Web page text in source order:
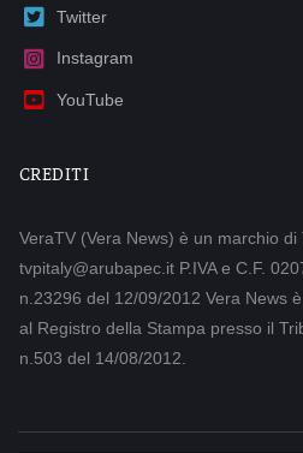
Twitter
Instagram
YouTube
CREDITI
VeraTV (Vera News) è un marchio di
tvpitaly@arubapec.it P.IVA e C.F.
n.23296 del 12/09/2012 Vera News
al Registro della Stampa presso il
n.503 del 14/08/2012.